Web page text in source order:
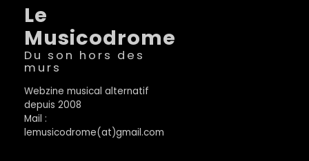
Le
Musicodrome
Du son hors des
murs
Webzine musical alternatif
depuis 2008
Mail :
lemusicodrome(at)gmail.com